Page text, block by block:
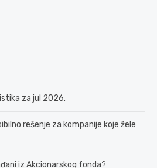
za jul 2026.
rešenje za kompanije koje žele
iz Akcionarskog fonda?